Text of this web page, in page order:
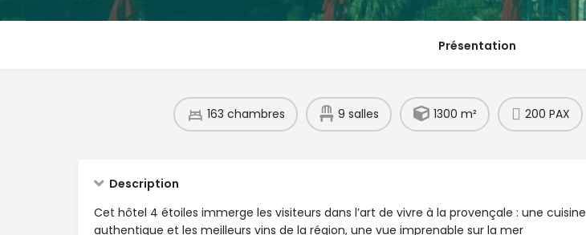
Présentation
163 chambres 9 salles 1300 m² 200 PAX
Description
Cet hôtel 4 étoiles immerge les visiteurs dans l’art de vivre à la provençale : une cuisine
authentique et les meilleurs vins de la région, une vue imprenable sur la mer